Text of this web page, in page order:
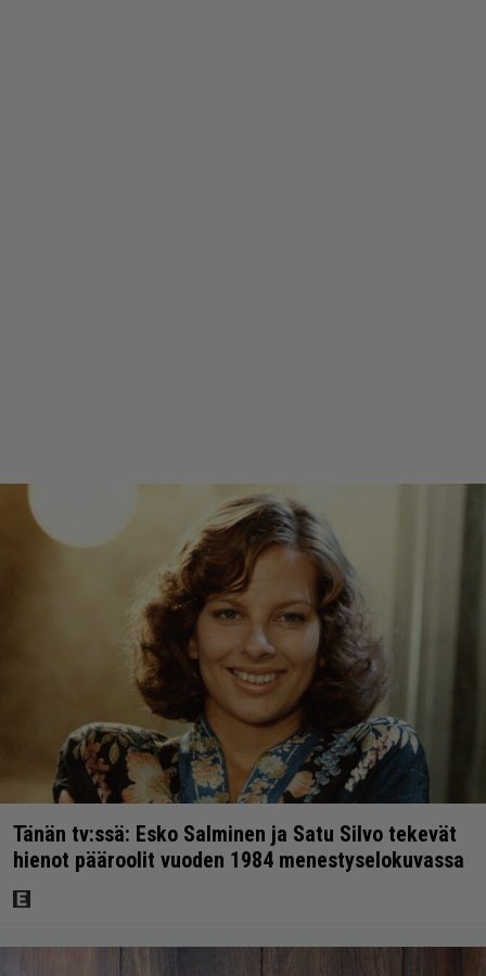
Tänän tv:ssä: Esko Salminen ja Satu Silvo tekevät
hienot pääroolit vuoden 1984 menestyselokuvassa